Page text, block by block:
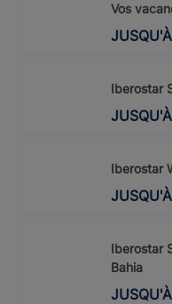
Vos
JUSQU'À
Iberostar
JUSQU'À
Iberostar
JUSQU'À
Iberostar
Bahia
JUSQU'À